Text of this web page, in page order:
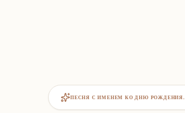
ПЕСНЯ С ИМЕНЕМ КО ДНЮ РОЖДЕНИЯ.